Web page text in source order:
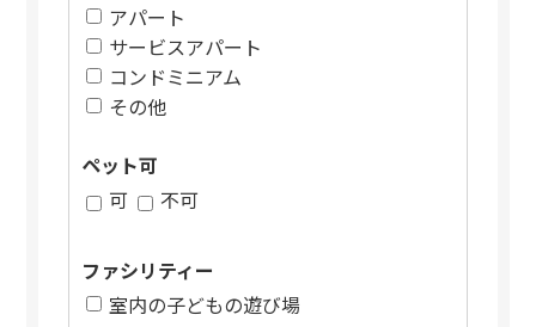
アパート
サービスアパート
コンドミニアム
その他
ペット可
可
不可
ファシリティー
室内の子どもの遊び場